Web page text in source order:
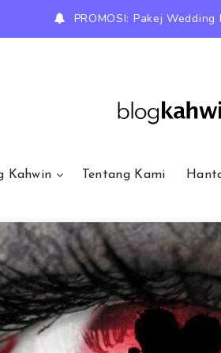
PROMOSI: Pakej
Kahwin Tentang Kami